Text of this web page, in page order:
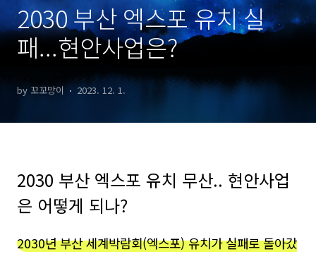
2030 부산 엑스포 유치 실
패...현안사업은?
by 꼬꼬망이 2023. 12. 1.
2030 부산 엑스포 유치 무산.. 현안사업
은 어떻게 되나?
2030년 부산 세계박람회(엑스포) 유치가 실패로 돌아갔